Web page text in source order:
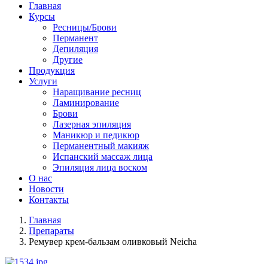
Главная
Курсы
Ресницы/Брови
Перманент
Депиляция
Другие
Продукция
Услуги
Наращивание ресниц
Ламинирование
Брови
Лазерная эпиляция
Маникюр и педикюр
Перманентный макияж
Испанский массаж лица
Эпиляция лица воском
О нас
Новости
Контакты
Главная
Препараты
Ремувер крем-бальзам оливковый Neicha